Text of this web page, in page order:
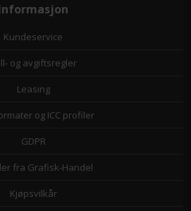
Kundeservice
og avgiftsregler
Leasing
og ICC profiler
GDPR
fra Grafisk-Handel
Kjøpsvilkår